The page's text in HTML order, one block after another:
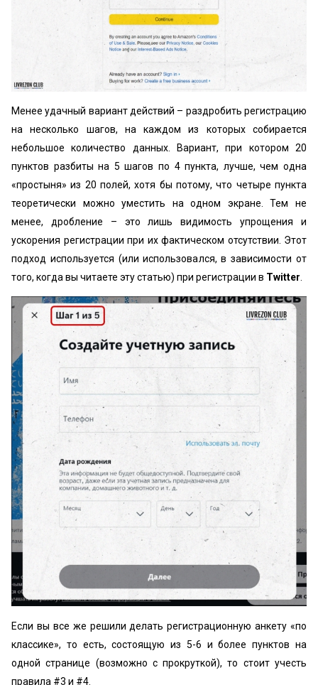
Менее удачный вариант действий – раздробить регистрацию
на несколько шагов, на каждом из которых собирается
небольшое количество данных. Вариант, при котором 20
пунктов разбиты на 5 шагов по 4 пункта, лучше, чем одна
«простыня» из 20 полей, хотя бы потому, что четыре пункта
теоретически можно уместить на одном экране. Тем не
менее, дробление – это лишь видимость упрощения и
ускорения регистрации при их фактическом отсутствии. Этот
подход используется (или использовался, в зависимости от
того, когда вы читаете эту статью) при регистрации в Twitter.
Если вы все же решили делать регистрационную анкету «по
классике», то есть, состоящую из 5-6 и более пунктов на
одной странице (возможно с прокруткой), то стоит учесть
правила #3 и #4.